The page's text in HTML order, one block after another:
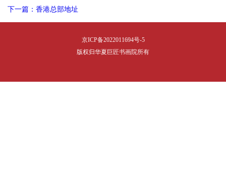
下一篇：香港总部地址
京ICP备2022011694号-5
版权归华夏巨匠书画院所有